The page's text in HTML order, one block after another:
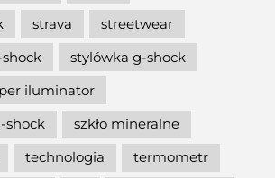
strava
streetwear
stylówka g-shock
iluminator
shock
szkło mineralne
technologia
termometr